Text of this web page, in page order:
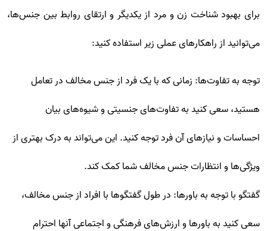
برای بهبود شناخت زن و مرد از یکدیگر و ارتقای روابط بین جنس‌ها،
می‌توانید از راهکارهای عملی زیر استفاده کنید:
توجه به تفاوت‌ها: زمانی که با یک فرد از جنس مخالف در تعامل
هستید، سعی کنید به تفاوت‌های جنسیتی و شیوه‌های بیان
احساسات و نیازهای آن فرد توجه کنید. این می‌تواند به درک بهتری از
ویژگی‌ها و انتظارات جنس مخالف شما کمک کند.
گفتگو با توجه به باورها: در طول گفتگوها با افراد از جنس مخالف،
سعی کنید به باورها و ارزش‌های فرهنگی و اجتماعی آنها احترام